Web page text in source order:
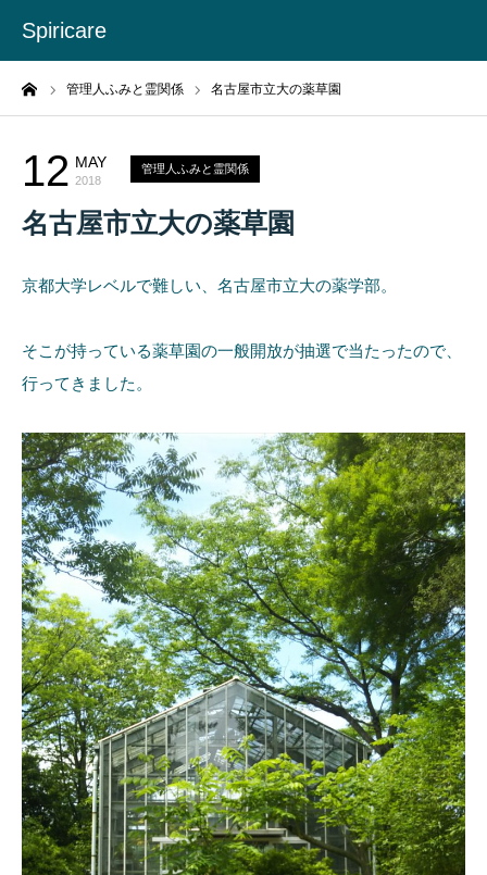
Spiricare
管理人ふみと霊関係 名古屋市立大の薬草園
12 MAY
2018
管理人ふみと霊関係
名古屋市立大の薬草園
京都大学レベルで難しい、名古屋市立大の薬学部。
そこが持っている薬草園の一般開放が抽選で当たったので、
行ってきました。